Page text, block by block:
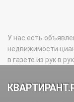
У нас есть
недвижимости
в газете из рук в